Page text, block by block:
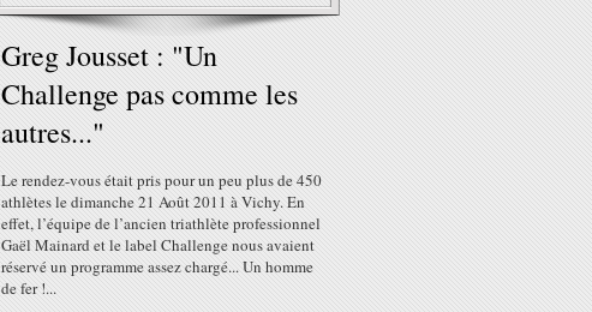
Greg Jousset : "Un
Challenge pas comme les
autres..."
Le rendez-vous était pris pour un peu plus de 450
athlètes le dimanche 21 Août 2011 à Vichy. En
effet, l’équipe de l’ancien triathlète professionnel
Gaël Mainard et le label Challenge nous avaient
réservé un programme assez chargé... Un homme
de fer !...